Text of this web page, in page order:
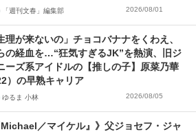
「週刊文春」編集部 2026/08/01
理が来ないの」チョコバナナをくわえ、
の経血を…“狂気すぎるJK”を熱演、旧ジ
ーズ系アイドルの【推しの子】原菜乃華
）の早熟キャリア
ゆるま 小林 2026/08/05
Michael／マイケル』》父ジョセフ・ジャ